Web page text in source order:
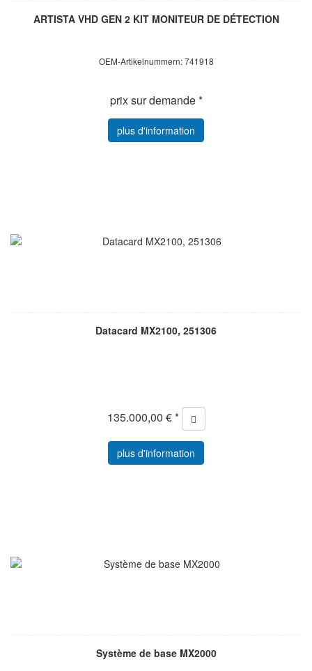
ARTISTA VHD GEN 2 KIT MONITEUR DE DÉTECTION
OEM-Artikelnummern: 741918
prix sur demande *
plus d'information
Datacard MX2100, 251306
135.000,00 € *
plus d'information
Système de base MX2000